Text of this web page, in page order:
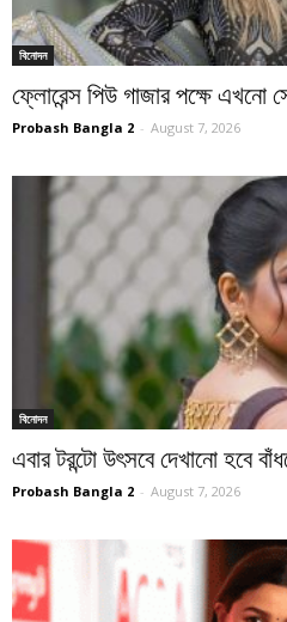
বিনোদন
ফ্লোরেন্স পিউ গাজার পক্ষে এখনো
Probash Bangla 2 - August 7, 2026
বিনোদন
এবার টরন্টো উৎসবে দেখানো হবে
Probash Bangla 2 - August 7, 2026